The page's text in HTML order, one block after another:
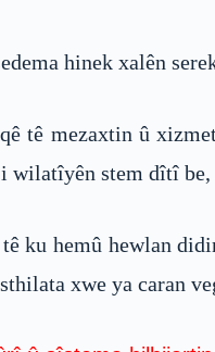
hinek xalên
tê mezaxtin û
wilatîyên stem dîtî
ku hemû hewlan
xwe ya caran